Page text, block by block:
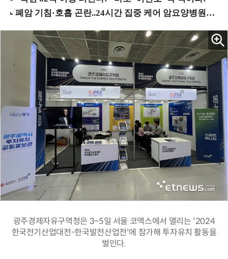
광주경제자유구역청은 3~5일 서울 코엑스에서 열리는 '2024
한국전기산업대전-한국발전산업전'에 참가해 투자유치 활동을
벌인다.